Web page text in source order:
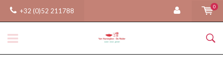
+32 (0)52 211788
0